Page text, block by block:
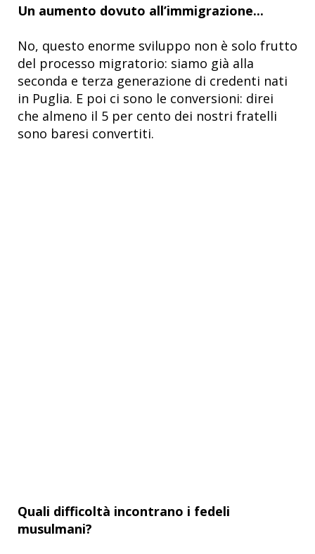
Un aumento dovuto all’immigrazione...
No, questo enorme sviluppo non è solo frutto
del processo migratorio: siamo già alla
seconda e terza generazione di credenti nati
in Puglia. E poi ci sono le conversioni: direi
che almeno il 5 per cento dei nostri fratelli
sono baresi convertiti.
Quali difficoltà incontrano i fedeli
musulmani?